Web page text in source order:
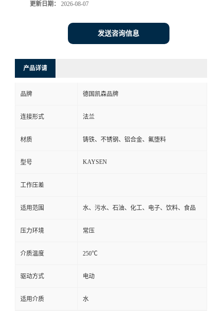
更新日期： 2026-08-07
发送咨询信息
产品详请
品牌 德国凯森品牌
连接形式 法兰
材质 铸铁、不锈钢、铝合金、氟堕料
型号 KAYSEN
工作压差
适用范围 水、污水、石油、化工、电子、饮料、食品
压力环境 常压
介质温度 250℃
驱动方式 电动
适用介质 水